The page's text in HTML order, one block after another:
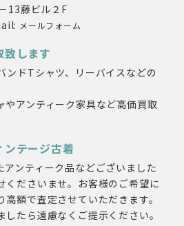
13藤ビル２F
メールフォーム
致します
ンドTシャツ、リーバイスなどの
やアンティーク家具など高価買取
テージ古着
アンティーク品などございました
くださいませ。お客様のご希望に
額で査定させていただきます。
たら遠慮なくご提示ください。